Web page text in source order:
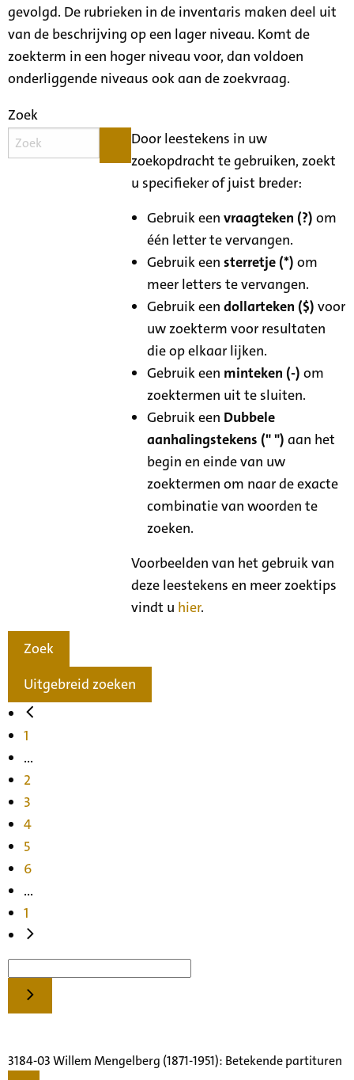
gevolgd. De rubrieken in de inventaris maken deel uit
van de beschrijving op een lager niveau. Komt de
zoekterm in een hoger niveau voor, dan voldoen
onderliggende niveaus ook aan de zoekvraag.
Zoek
Door leestekens in uw
zoekopdracht te gebruiken, zoekt
u specifieker of juist breder:
Gebruik eenvraagteken (?) om
één letter te vervangen.
Gebruik eensterretje (*) om
meer letters te vervangen.
Gebruik eendollarteken ($) voor
uw zoekterm voor resultaten
die op elkaar lijken.
Gebruik een minteken (-) om
zoektermen uit te sluiten.
Gebruik een Dubbele
aanhalingstekens (" ") aan het
begin en einde van uw
zoektermen om naar de exacte
combinatie van woorden te
zoeken.
Voorbeelden van het gebruik van
deze leestekens en meer zoektips
vindt u hier.
Zoek
Uitgebreid zoeken
1
...
2
3
4
5
6
...
1
3184-03 Willem Mengelberg (1871-1951): Betekende partituren